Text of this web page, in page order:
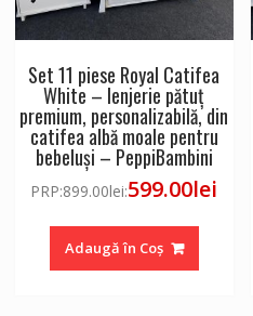
Set 11 piese Royal Catifea
White – lenjerie pătuț
premium, personalizabilă, din
catifea albă moale pentru
bebeluși – PeppiBambini
PRP:899.00lei:599.00lei
Adaugă în Coș